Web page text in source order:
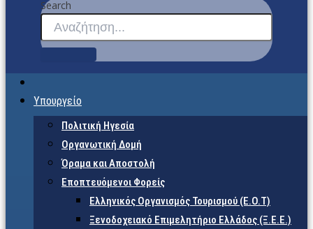
Search
Υπουργείο
Πολιτική Ηγεσία
Οργανωτική Δομή
Όραμα και Αποστολή
Εποπτευόμενοι Φορείς
Eλληνικός Οργανισμός Τουρισμού (Ε.Ο.Τ)
Ξενοδοχειακό Επιμελητήριο Ελλάδος (Ξ.Ε.Ε.)